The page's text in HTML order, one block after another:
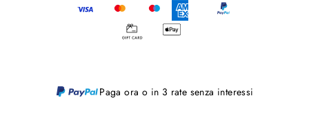
Paga ora o in 3 rate senza interessi